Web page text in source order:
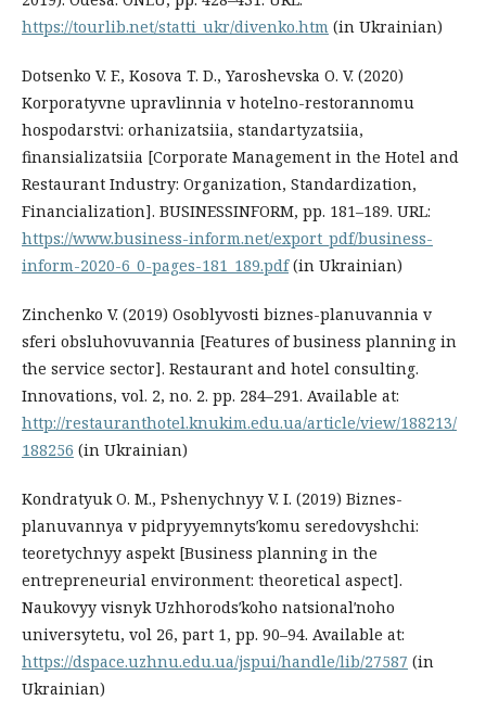
https://tourlib.net/statti_ukr/divenko.htm (in Ukrainian)
Dotsenko V. F., Kosova T. D., Yaroshevska O. V. (2020)
Korporatyvne upravlinnia v hotelno-restorannomu
hospodarstvi: orhanizatsiia, standartyzatsiia,
finansializatsiia [Corporate Management in the Hotel and
Restaurant Industry: Organization, Standardization,
Financialization]. BUSINESSINFORM, pр. 181–189. URL:
https://www.business-inform.net/export_pdf/business-
inform-2020-6_0-pages-181_189.pdf(in Ukrainian)
Zinchenko V. (2019) Osoblyvosti biznes-planuvannia v
sferi obsluhovuvannia [Features of business planning in
the service sector]. Restaurant and hotel consulting.
Innovations, vol. 2, no. 2. pp. 284–291. Available at:
http://restauranthotel.knukim.edu.ua/article/view/188213/
188256 (in Ukrainian)
Kondratyuk O. M., Pshenychnyy V. І. (2019) Biznes-
planuvannya v pidpryyemnytsʹkomu seredovyshchi:
teoretychnyy aspekt [Business planning in the
entrepreneurial environment: theoretical aspect].
Naukovyy visnyk Uzhhorodsʹkoho natsionalʹnoho
universytetu, vol 26, part 1, pp. 90–94. Available at:
https://dspace.uzhnu.edu.ua/jspui/handle/lib/27587 (in
Ukrainian)